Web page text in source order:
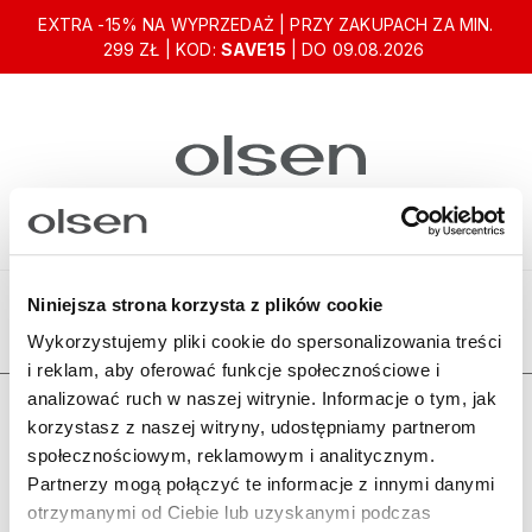
Niniejsza strona korzysta z plików cookie
Wykorzystujemy pliki cookie do spersonalizowania treści
i reklam, aby oferować funkcje społecznościowe i
analizować ruch w naszej witrynie. Informacje o tym, jak
korzystasz z naszej witryny, udostępniamy partnerom
społecznościowym, reklamowym i analitycznym.
Partnerzy mogą połączyć te informacje z innymi danymi
otrzymanymi od Ciebie lub uzyskanymi podczas
EXTRA -15% NA WYPRZEDAŻ | PRZY ZAKUPACH ZA MIN.
299 ZŁ | KOD: SAVE15 | DO 09.08.2026
Ten produkt jest niedostępny.
Zamówienia
Olsen